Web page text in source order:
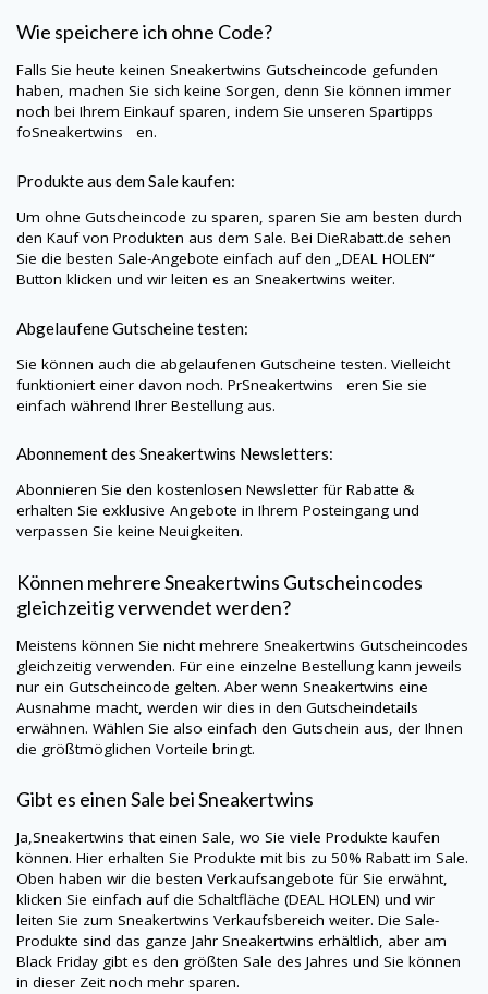
Wie speichere ich ohne Code?
Falls Sie heute keinen Sneakertwins Gutscheincode gefunden
haben, machen Sie sich keine Sorgen, denn Sie können immer
noch bei Ihrem Einkauf sparen, indem Sie unseren Spartipps
foSneakertwins en.
Produkte aus dem Sale kaufen:
Um ohne Gutscheincode zu sparen, sparen Sie am besten durch
den Kauf von Produkten aus dem Sale. Bei DieRabatt.de sehen
Sie die besten Sale-Angebote einfach auf den „DEAL HOLEN“
Button klicken und wir leiten es an Sneakertwins weiter.
Abgelaufene Gutscheine testen:
Sie können auch die abgelaufenen Gutscheine testen. Vielleicht
funktioniert einer davon noch. PrSneakertwins eren Sie sie
einfach während Ihrer Bestellung aus.
Abonnement des Sneakertwins Newsletters:
Abonnieren Sie den kostenlosen Newsletter für Rabatte &
erhalten Sie exklusive Angebote in Ihrem Posteingang und
verpassen Sie keine Neuigkeiten.
Können mehrereSneakertwins Gutscheincodes
gleichzeitig verwendet werden?
Meistens können Sie nicht mehrere Sneakertwins Gutscheincodes
gleichzeitig verwenden. Für eine einzelne Bestellung kann jeweils
nur ein Gutscheincode gelten. Aber wenn Sneakertwins eine
Ausnahme macht, werden wir dies in den Gutscheindetails
erwähnen. Wählen Sie also einfach den Gutschein aus, der Ihnen
die größtmöglichen Vorteile bringt.
Gibt es einen Sale beiSneakertwins
Ja,Sneakertwinsthat einen Sale, wo Sie viele Produkte kaufen
können. Hier erhalten Sie Produkte mit bis zu 50% Rabatt im Sale.
Oben haben wir die besten Verkaufsangebote für Sie erwähnt,
klicken Sie einfach auf die Schaltfläche (DEAL HOLEN) und wir
leiten Sie zum Sneakertwins Verkaufsbereich weiter. Die Sale-
Produkte sind das ganze Jahr Sneakertwins erhältlich, aber am
Black Friday gibt es den größten Sale des Jahres und Sie können
in dieser Zeit noch mehr sparen.